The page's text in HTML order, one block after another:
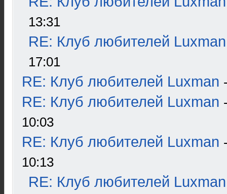
13:31
RE: Клуб любителей Luxman
17:01
RE: Клуб любителей Luxman
RE: Клуб любителей Luxman
10:03
RE: Клуб любителей Luxman
10:13
RE: Клуб любителей Luxman